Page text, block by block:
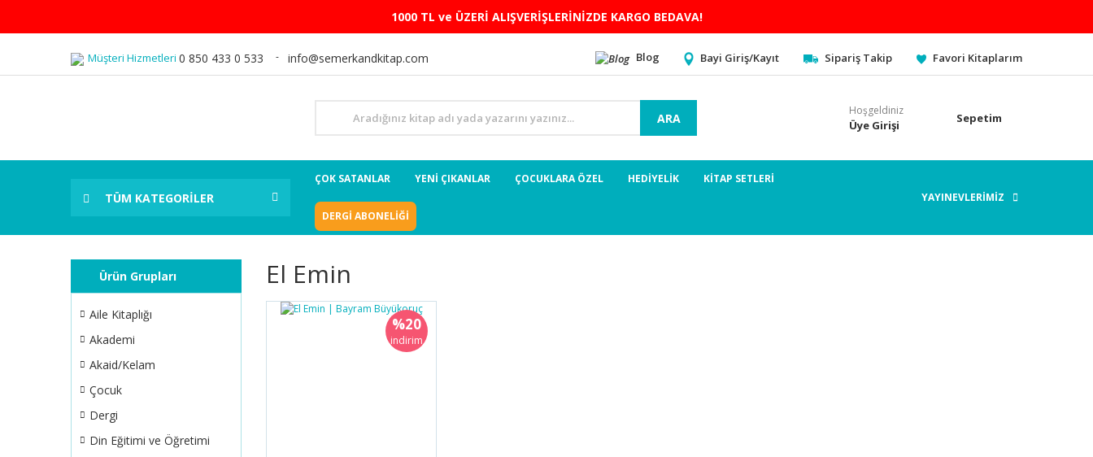
1000 TL ve ÜZERİ ALIŞVERİŞLERİNİZDE KARGO BEDAVA!
Müşteri Hizmetleri 0 850 433 0 533 info@semerkandkitap.com Blog Bayi Giriş/Kayıt Sipariş Takip Favori Kitaplarım
ARA
Hoşgeldiniz
Üye Girişi Sepetim
TÜM KATEGORİLER
ÇOK SATANLAR YENİ ÇIKANLAR ÇOCUKLARA ÖZEL HEDİYELİK KİTAP SETLERİ
DERGİ ABONELİĞİ
YAYINEVLERİMİZ
Ürün Grupları
Aile Kitaplığı
Akademi
Akaid/Kelam
Çocuk
Dergi
Din Eğitimi ve Öğretimi
El Emin
%20
indirim